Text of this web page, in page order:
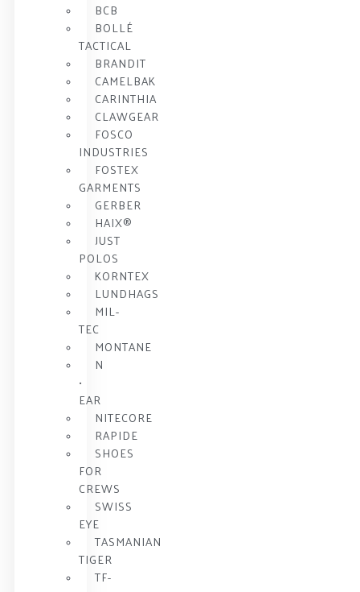
BCB
BOLLÉ
TACTICAL
BRANDIT
CAMELBAK
CARINTHIA
CLAWGEAR
FOSCO
INDUSTRIES
FOSTEX
GARMENTS
GERBER
HAIX®
JUST
POLOS
KORNTEX
LUNDHAGS
MIL-
TEC
MONTANE
N
•
EAR
NITECORE
RAPIDE
SHOES
FOR
CREWS
SWISS
EYE
TASMANIAN
TIGER
TF-